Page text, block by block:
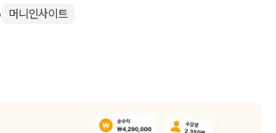
드립니다
머니인사이트